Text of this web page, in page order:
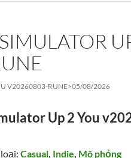
V20260803-RUNE>05/08/2026
Up 2 You
loại:Casual, Indie, Mô phỏng